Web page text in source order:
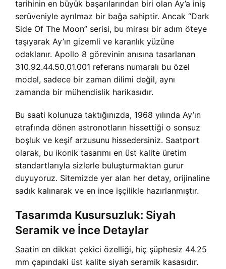
tarihinin en büyük başarılarından biri olan Ay’a iniş
serüveniyle ayrılmaz bir bağa sahiptir. Ancak “Dark
Side Of The Moon” serisi, bu mirası bir adım öteye
taşıyarak Ay’ın gizemli ve karanlık yüzüne
odaklanır. Apollo 8 görevinin anısına tasarlanan
310.92.44.50.01.001 referans numaralı bu özel
model, sadece bir zaman dilimi değil, aynı
zamanda bir mühendislik harikasıdır.
Bu saati kolunuza taktığınızda, 1968 yılında Ay’ın
etrafında dönen astronotların hissettiği o sonsuz
boşluk ve keşif arzusunu hissedersiniz. Saatport
olarak, bu ikonik tasarımı en üst kalite üretim
standartlarıyla sizlerle buluşturmaktan gurur
duyuyoruz. Sitemizde yer alan her detay, orijinaline
sadık kalınarak ve en ince işçilikle hazırlanmıştır.
Tasarımda Kusursuzluk: Siyah
Seramik ve İnce Detaylar
Saatin en dikkat çekici özelliği, hiç şüphesiz 44.25
mm çapındaki üst kalite siyah seramik kasasıdır.